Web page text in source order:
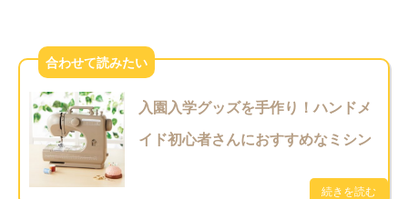
入園入学グッズを手作り！ハンドメ
イド初心者さんにおすすめなミシン